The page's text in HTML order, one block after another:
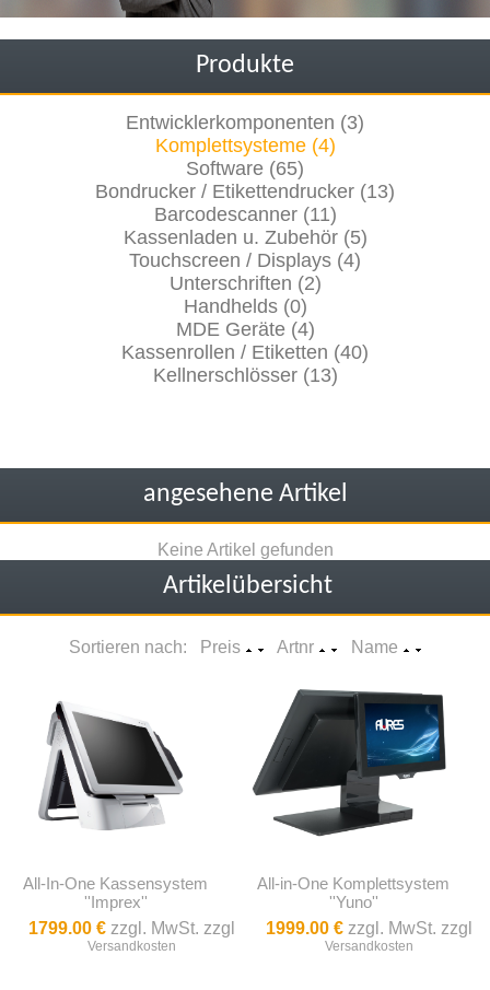
Produkte
Entwicklerkomponenten (3)
Komplettsysteme (4)
Software (65)
Bondrucker / Etikettendrucker (13)
Barcodescanner (11)
Kassenladen u. Zubehör (5)
Touchscreen / Displays (4)
Unterschriften (2)
Handhelds (0)
MDE Geräte (4)
Kassenrollen / Etiketten (40)
Kellnerschlösser (13)
angesehene Artikel
Keine Artikel gefunden
Artikelübersicht
Sortieren nach: Preis Artnr Name
All-In-One Kassensystem
''Imprex''
1799.00 €zzgl. MwSt. zzgl
Versandkosten
All-in-One Komplettsystem
''Yuno''
1999.00 € zzgl. MwSt. zzgl
Versandkosten